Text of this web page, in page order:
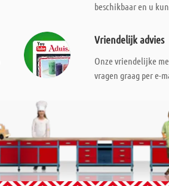
beschikbaar en u
Vriendelijk advies
Onze vriendelijke
vragen graag per e-